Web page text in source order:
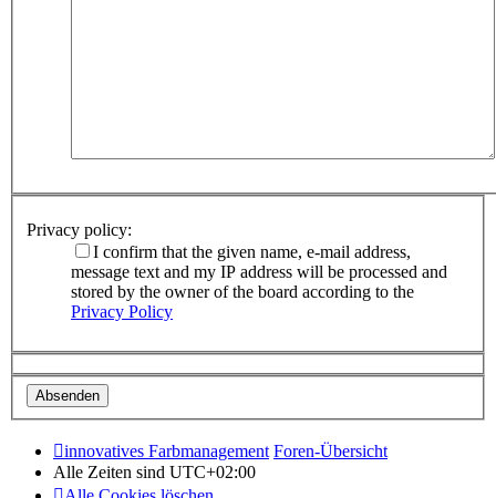
Privacy policy:
I confirm that the given name, e-mail address,
message text and my IP address will be processed and
stored by the owner of the board according to the
Privacy Policy
innovatives Farbmanagement Foren-Übersicht
Alle Zeiten sind UTC+02:00